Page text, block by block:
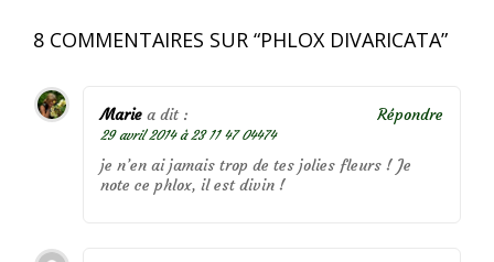
8 COMMENTAIRES SUR “PHLOX DIVARICATA”
Marie a dit :
29 avril 2014 à 23 11 47 04474
je n’en ai jamais trop de tes jolies fleurs ! Je
note ce phlox, il est divin !
Répondre